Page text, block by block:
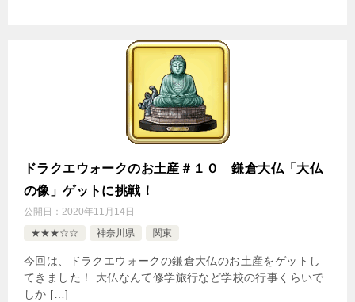
ドラクエウォークのお土産＃１０ 鎌倉大仏「大仏
の像」ゲットに挑戦！
公開日： 2020年11月14日
★★★☆☆
神奈川県 関東
今回は、ドラクエウォークの鎌倉大仏のお土産をゲットし
てきました！ 大仏なんて修学旅行など学校の行事くらいで
しか […]